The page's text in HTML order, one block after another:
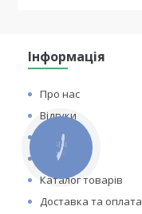
Інформація
Про нас
Відгуки
Контакти
Статті
Каталог товарів
Доставка та оплата
КНОПКА
ЗВ'ЯЗКУ